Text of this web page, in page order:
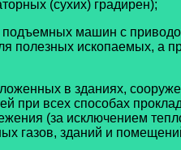
(сухих) градирен);
машин с
полезных ископаемых, а
в зданиях,
при всех способах
(за исключением
газов, зданий и